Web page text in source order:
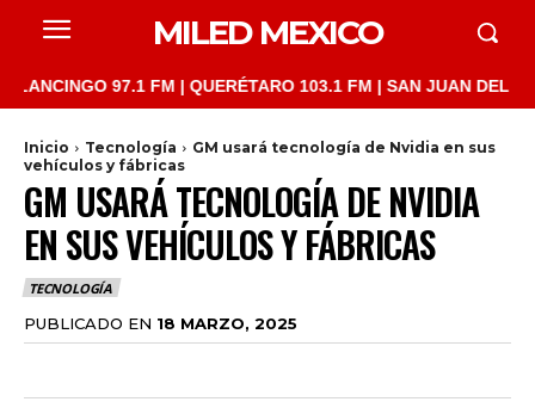
MILED MEXICO
97.1 FM | QUERÉTARO 103.1 FM | SAN JUAN DEL RÍO
Inicio Tecnología
GM usará tecnología de Nvidia en sus
vehículos y fábricas
GM USARÁ TECNOLOGÍA DE NVIDIA
EN SUS VEHÍCULOS Y FÁBRICAS
TECNOLOGÍA
PUBLICADO EN 18 MARZO, 2025